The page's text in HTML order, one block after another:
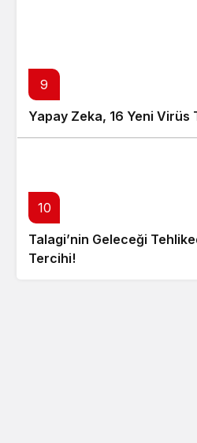
9
Yapay Zeka, 16 Yeni Virüs
10
Talagi’nin Geleceği
Tercihi!